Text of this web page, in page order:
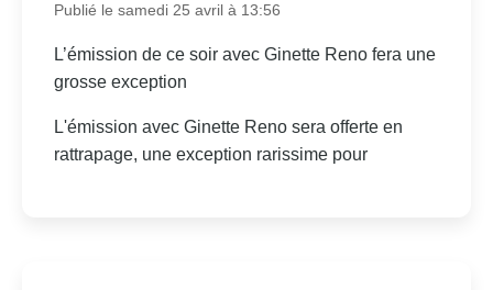
Publié le samedi 25 avril à 13:56
L’émission de ce soir avec Ginette Reno fera une
grosse exception
L'émission avec Ginette Reno sera offerte en
rattrapage, une exception rarissime pour